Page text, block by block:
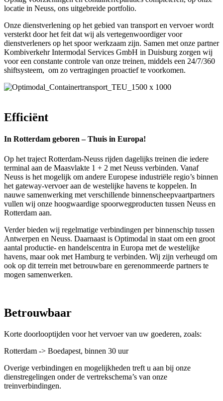
locatie in Neuss, ons uitgebreide portfolio.
Onze dienstverlening op het gebied van transport en vervoer wordt
versterkt door het feit dat wij als vertegenwoordiger voor
dienstverleners op het spoor werkzaam zijn. Samen met onze partner
Kombiverkehr Intermodal Services GmbH in Duisburg zorgen wij
voor een constante controle van onze treinen, middels een 24/7/360
shiftsysteem, om zo vertragingen proactief te voorkomen.
Efficiënt
In Rotterdam geboren – Thuis in Europa!
Op het traject Rotterdam-Neuss rijden dagelijks treinen die iedere
terminal aan de Maasvlakte 1 + 2 met Neuss verbinden. Vanaf
Neuss is het mogelijk om andere Europese industriële regio’s binnen
het gateway-vervoer aan de westelijke havens te koppelen. In
nauwe samenwerking met verschillende binnenscheepvaartpartners
vullen wij onze hoogwaardige spoorwegproducten tussen Neuss en
Rotterdam aan.
Verder bieden wij regelmatige verbindingen per binnenschip tussen
Antwerpen en Neuss. Daarnaast is Optimodal in staat om een groot
aantal productie- en handelscentra in Europa met de westelijke
havens, maar ook met Hamburg te verbinden. Wij zijn verheugd om
ook op dit terrein met betrouwbare en gerenommeerde partners te
mogen samenwerken.
Betrouwbaar
Korte doorlooptijden voor het vervoer van uw goederen, zoals:
Rotterdam -> Boedapest, binnen 30 uur
Overige verbindingen en mogelijkheden treft u aan bij onze
dienstregelingen onder de vertrekschema’s van onze
treinverbindingen.